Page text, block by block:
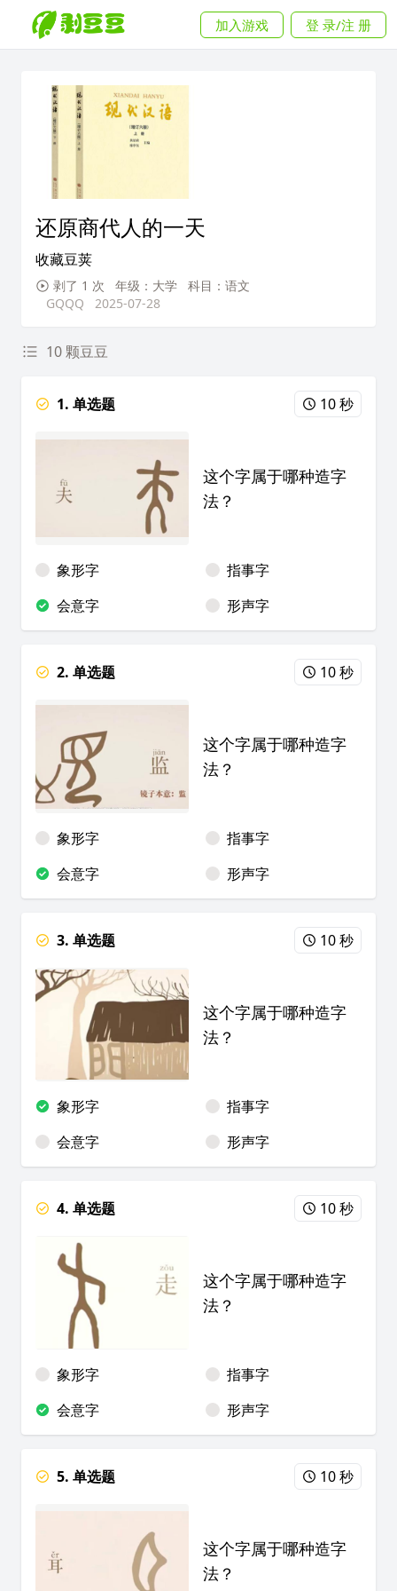
加入游戏 登 录/注 册
还原商代人的一天
收藏豆荚
剥了 1 次 年级：大学
科目：语文
GQQQ
2025-07-28
10 颗豆豆
1. 单选题 10 秒
这个字属于哪种造字
法？
象形字
指事字
会意字
形声字
2. 单选题 10 秒
这个字属于哪种造字
法？
象形字
指事字
会意字
形声字
3. 单选题 10 秒
这个字属于哪种造字
法？
象形字
指事字
会意字
形声字
4. 单选题 10 秒
这个字属于哪种造字
法？
象形字
指事字
会意字
形声字
5. 单选题 10 秒
这个字属于哪种造字
法？